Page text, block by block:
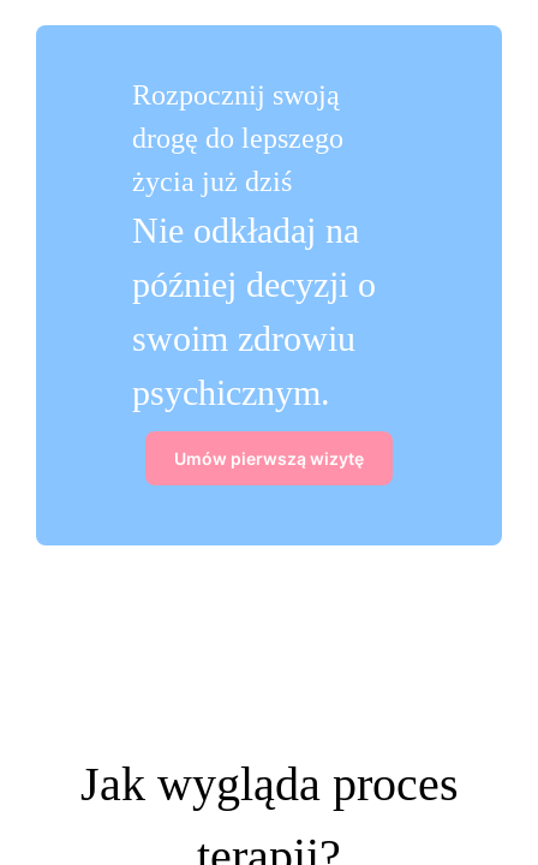
Rozpocznij swoją
drogę do lepszego
życia już dziś
Nie odkładaj na
później decyzji o
swoim zdrowiu
psychicznym.
Umów pierwszą wizytę
Jak wygląda proces